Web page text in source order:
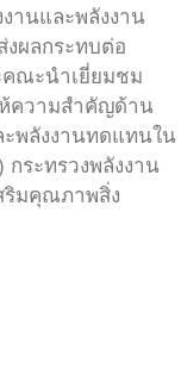
านและพลังงาน
งผลกระทบต่อ
ณะนำเยี่ยมชม
ความสำคัญด้าน
พลังงานทดแทนใน
ระทรวงพลังงาน
ริมคุณภาพสิ่ง